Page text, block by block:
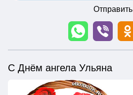
Отправить
С Днём ангела Ульяна